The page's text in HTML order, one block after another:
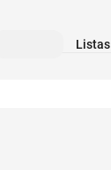
Listas